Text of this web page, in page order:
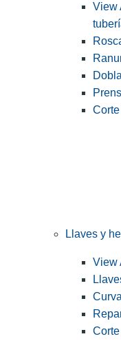
View
Llaves y
View